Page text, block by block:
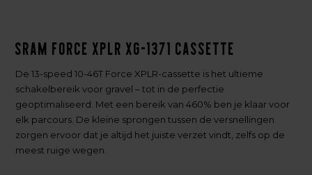
Sram Force XPLR XG-1371 Cassette
De 13-speed 10-46T Force XPLR-cassette is het ultieme
schakelbereik voor gravel – tot in de perfectie
geoptimaliseerd. Met een bereik van 460% ben je klaar voor
elk parcours. De kleine sprongen tussen de versnellingen
zorgen ervoor dat je altijd het juiste verzet vindt, zelfs op de
meest ruige wegen.